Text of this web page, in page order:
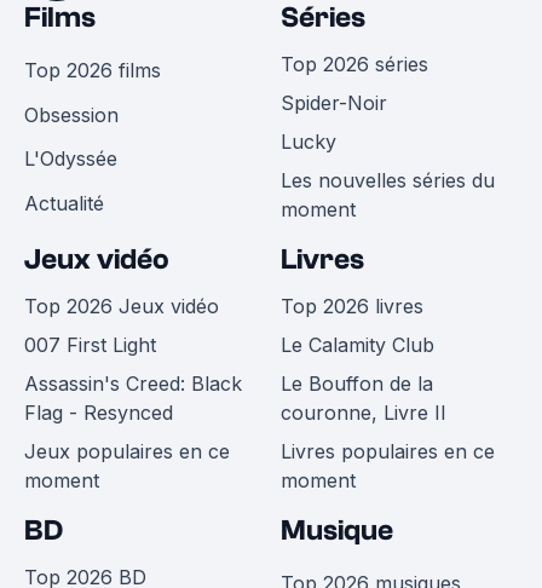
Films
Top 2026 films
Obsession
L'Odyssée
Actualité
Séries
Top 2026 séries
Spider-Noir
Lucky
Les nouvelles séries du
moment
Jeux vidéo
Top 2026 Jeux vidéo
007 First Light
Assassin's Creed: Black
Flag - Resynced
Jeux populaires en ce
moment
Livres
Top 2026 livres
Le Calamity Club
Le Bouffon de la
couronne, Livre II
Livres populaires en ce
moment
BD
Top 2026 BD
Musique
Top 2026 musiques